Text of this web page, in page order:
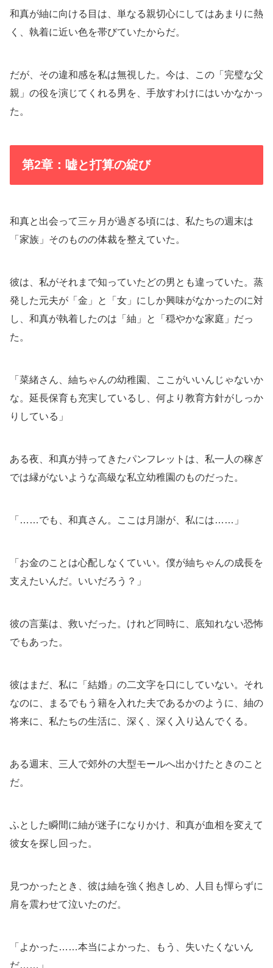
和真が紬に向ける目は、単なる親切心にしてはあまりに熱
く、執着に近い色を帯びていたからだ。
だが、その違和感を私は無視した。今は、この「完璧な父
親」の役を演じてくれる男を、手放すわけにはいかなかっ
た。
第2章：嘘と打算の綻び
和真と出会って三ヶ月が過ぎる頃には、私たちの週末は
「家族」そのものの体裁を整えていた。
彼は、私がそれまで知っていたどの男とも違っていた。蒸
発した元夫が「金」と「女」にしか興味がなかったのに対
し、和真が執着したのは「紬」と「穏やかな家庭」だっ
た。
「菜緒さん、紬ちゃんの幼稚園、ここがいいんじゃないか
な。延長保育も充実しているし、何より教育方針がしっか
りしている」
ある夜、和真が持ってきたパンフレットは、私一人の稼ぎ
では縁がないような高級な私立幼稚園のものだった。
「……でも、和真さん。ここは月謝が、私には……」
「お金のことは心配しなくていい。僕が紬ちゃんの成長を
支えたいんだ。いいだろう？」
彼の言葉は、救いだった。けれど同時に、底知れない恐怖
でもあった。
彼はまだ、私に「結婚」の二文字を口にしていない。それ
なのに、まるでもう籍を入れた夫であるかのように、紬の
将来に、私たちの生活に、深く、深く入り込んでくる。
ある週末、三人で郊外の大型モールへ出かけたときのこと
だ。
ふとした瞬間に紬が迷子になりかけ、和真が血相を変えて
彼女を探し回った。
見つかったとき、彼は紬を強く抱きしめ、人目も憚らずに
肩を震わせて泣いたのだ。
「よかった……本当によかった、もう、失いたくないん
だ……」